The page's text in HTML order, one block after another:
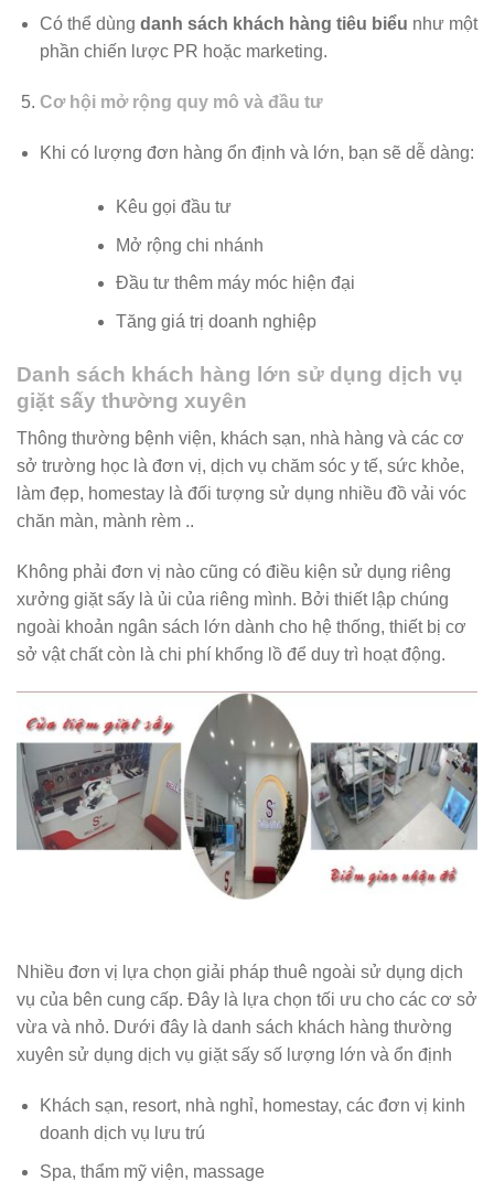
Có thể dùng danh sách khách hàng tiêu biểu như một
phần chiến lược PR hoặc marketing.
Cơ hội mở rộng quy mô và đầu tư
Khi có lượng đơn hàng ổn định và lớn, bạn sẽ dễ dàng:
Kêu gọi đầu tư
Mở rộng chi nhánh
Đầu tư thêm máy móc hiện đại
Tăng giá trị doanh nghiệp
Danh sách khách hàng lớn sử dụng dịch vụ
giặt sấy thường xuyên
Thông thường bệnh viện, khách sạn, nhà hàng và các cơ
sở trường học là đơn vị, dịch vụ chăm sóc y tế, sức khỏe,
làm đẹp, homestay là đối tượng sử dụng nhiều đồ vải vóc
chăn màn, mành rèm ..
Không phải đơn vị nào cũng có điều kiện sử dụng riêng
xưởng giặt sấy là ủi của riêng mình. Bởi thiết lập chúng
ngoài khoản ngân sách lớn dành cho hệ thống, thiết bị cơ
sở vật chất còn là chi phí khổng lồ để duy trì hoạt động.
Nhiều đơn vị lựa chọn giải pháp thuê ngoài sử dụng dịch
vụ của bên cung cấp. Đây là lựa chọn tối ưu cho các cơ sở
vừa và nhỏ. Dưới đây là danh sách khách hàng thường
xuyên sử dụng dịch vụ giặt sấy số lượng lớn và ổn định
Khách sạn, resort, nhà nghỉ, homestay, các đơn vị kinh
doanh dịch vụ lưu trú
Spa, thẩm mỹ viện, massage